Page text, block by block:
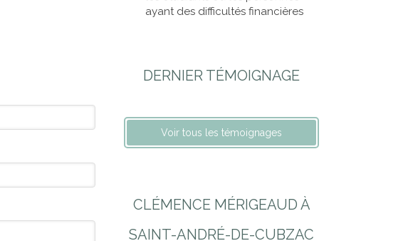
ayant des difficultés financières
DERNIER TÉMOIGNAGE
Voir tous les témoignages
CLÉMENCE MÉRIGEAUD À
SAINT-ANDRÉ-DE-CUBZAC